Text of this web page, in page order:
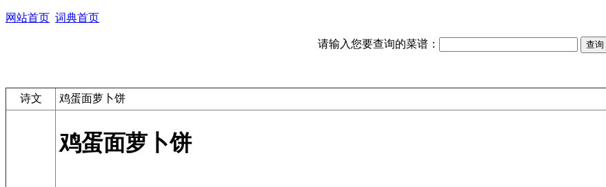
网站首页 词典首页
请输入您要查询的菜谱：
诗文 鸡蛋面萝卜饼
鸡蛋面萝卜饼